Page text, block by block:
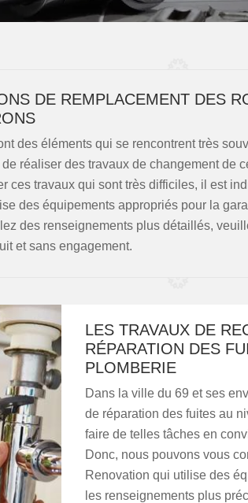
DE REMPLACEMENT DES
des éléments qui se rencontrent très
réaliser des travaux de changement de
ces travaux qui sont très difficiles, il est
des équipements appropriés pour la
des renseignements plus détaillés,
et sans engagement.
LES TRAVAUX DE
RÉPARATION DES
PLOMBERIE
Dans la ville du 69 et ses
de réparation des fuites au
faire de telles tâches en
Donc, nous pouvons vous
Renovation qui utilise des
les renseignements plus